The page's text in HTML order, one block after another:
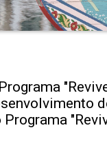
Programa